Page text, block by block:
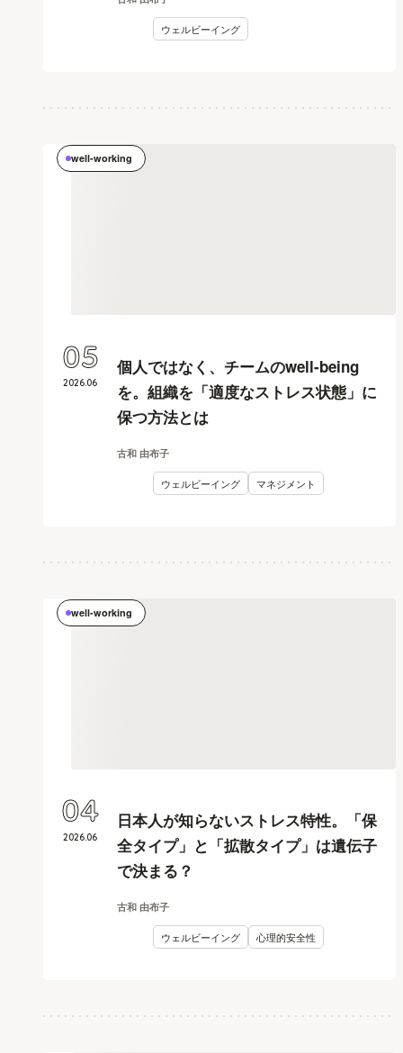
ウェルビーイング
well-working
個人ではなく、チームのwell-being
を。組織を「適度なストレス状態」に
保つ方法とは
古和 由布子
ウェルビーイング マネジメント
2026.06
05
well-working
日本人が知らないストレス特性。「保
全タイプ」と「拡散タイプ」は遺伝子
で決まる？
古和 由布子
ウェルビーイング 心理的安全性
2026 06
04